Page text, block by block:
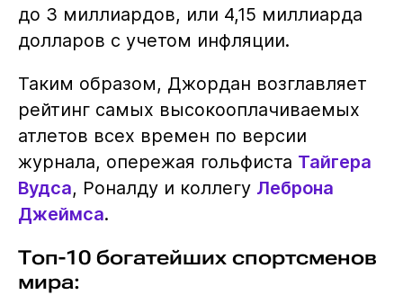
до 3 миллиардов, или 4,15 миллиарда
долларов с учетом инфляции.
Таким образом, Джордан возглавляет
рейтинг самых высокооплачиваемых
атлетов всех времен по версии
журнала, опережая гольфиста Тайгера
Вудса, Роналду и коллегу Леброна
Джеймса.
Топ-10 богатейших спортсменов
мира: